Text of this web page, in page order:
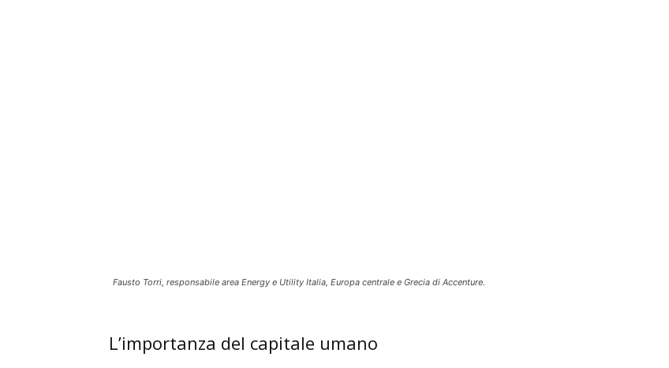
Fausto Torri, responsabile area Energy e Utility Italia, Europa centrale e Grecia di Accenture.
L’importanza del capitale umano